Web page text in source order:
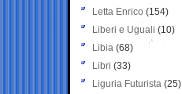
Letta Enrico (154)
Liberi e Uguali (10)
Libia (68)
Libri (33)
Liguria Futurista (25)